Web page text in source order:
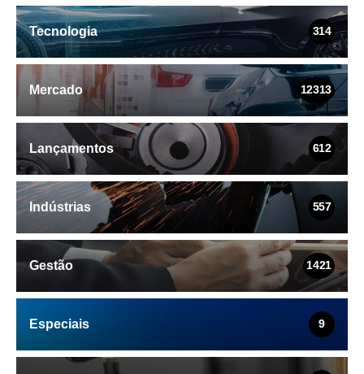
Tecnologia 314
Mercado 12313
Lançamentos 612
Indústrias 557
Gestão 1421
Especiais 9